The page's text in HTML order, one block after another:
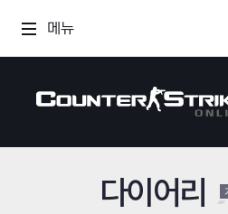
메뉴
다이어리